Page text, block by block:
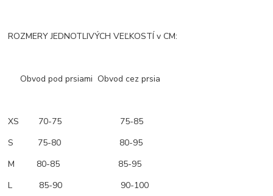
ROZMERY JEDNOTLIVÝCH VEĽKOSTÍ v CM:
Obvod pod prsiami Obvod cez prsia
XS 70-75 75-85
S 75-80 80-95
M 80-85 85-95
L 85-90 90-100